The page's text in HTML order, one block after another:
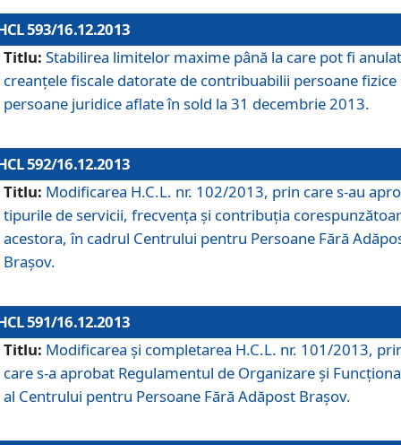
593/16.12.2013
Titlu: Stabilirea limitelor maxime până la care pot fi
creanţele fiscale datorate de contribuabilii persoane fizice
persoane juridice aflate în sold la 31 decembrie 2013.
592/16.12.2013
Titlu: Modificarea H.C.L. nr. 102/2013, prin care s-au
tipurile de servicii, frecvenţa şi contribuţia
acestora, în cadrul Centrului pentru Persoane Fără
Braşov.
591/16.12.2013
Titlu: Modificarea şi completarea H.C.L. nr. 101/2013,
care s-a aprobat Regulamentul de Organizare şi
al Centrului pentru Persoane Fără Adăpost Braşov.